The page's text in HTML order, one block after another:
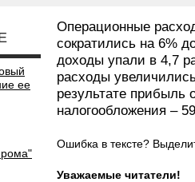
ее
Операционные
сократились на 6%
доходы упали в 4,7
расходы
результате прибыль
налогообложения –
Ошибка в тексте?
Уважаемые читатели!